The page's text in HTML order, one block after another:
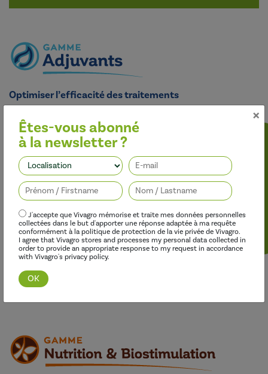
Optimiser l’efficacité des traitements
herbicides, des fongicides, des insecticides et des régulateurs de
croissance, tout en limitant leur impact sur l’environnement.
Découvrir cette gamme
×
Êtes-vous abonné
à la newsletter ?
J'accepte que Vivagro mémorise et traite mes données personnelles
collectées dans le but d'apporter une réponse adaptée à ma requête
conformément à la politique de protection de la vie privée de Vivagro.
I agree that Vivagro stores and processes my personal data collected in
order to provide an appropriate response to my request in accordance
with Vivagro's privacy policy.